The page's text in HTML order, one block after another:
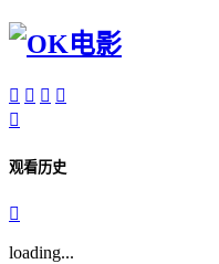
   

观看历史

loading...